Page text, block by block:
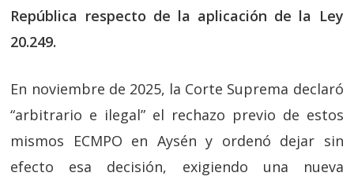
República respecto de la aplicación de la Ley
20.249.
En noviembre de 2025, la Corte Suprema declaró
“arbitrario e ilegal” el rechazo previo de estos
mismos ECMPO en Aysén y ordenó dejar sin
efecto esa decisión, exigiendo una nueva